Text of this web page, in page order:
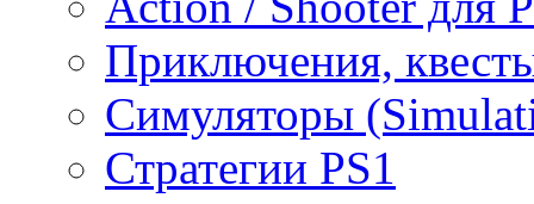
Приключения,
Симуляторы
Стратегии PS1